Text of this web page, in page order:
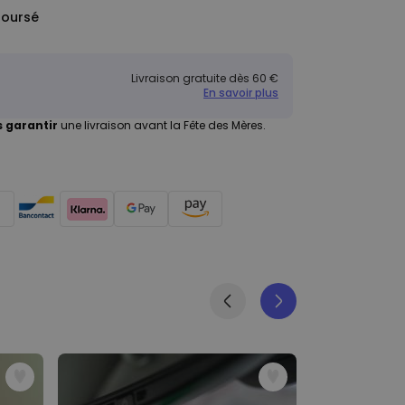
Livraison gratuite dès 60 €
En savoir plus
garantir une livraison avant la Fête des Mères.